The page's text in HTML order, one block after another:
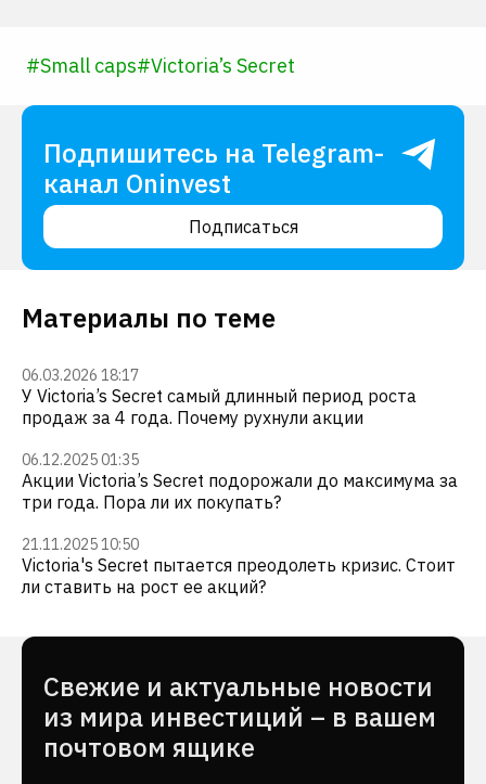
#Small caps#Victoria’s Secret
Подпишитесь на Telegram-
канал Oninvest
Подписаться
Материалы по теме
06.03.2026 18:17
У Victoria’s Secret самый длинный период роста
продаж за 4 года. Почему рухнули акции
06.12.2025 01:35
Акции Victoria’s Secret подорожали до максимума за
три года. Пора ли их покупать?
21.11.2025 10:50
Victoria's Secret пытается преодолеть кризис. Стоит
ли ставить на рост ее акций?
Cвежие и актуальные новости
из мира инвестиций – в вашем
почтовом ящике